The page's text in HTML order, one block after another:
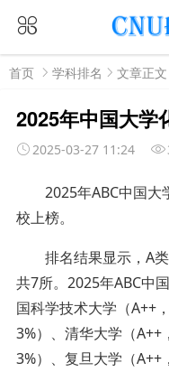
首页 学科排名 文章正文
2025年中国大学
2025-03-27 11:24
2025年ABC中国
校上榜。
排名结果显示，A
共7所。2025年ABC中
国科学技术大学（A++
3%）、清华大学（A++
3%）、复旦大学（A++